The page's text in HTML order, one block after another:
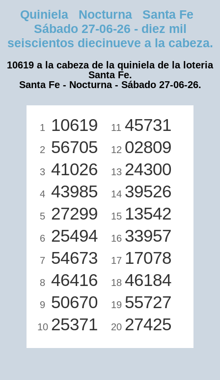
Quiniela Nocturna Santa Fe
Sábado 27-06-26 - diez mil
seiscientos diecinueve a la cabeza.
10619 a la cabeza de la quiniela de la loteria
Santa Fe.
Santa Fe - Nocturna - Sábado 27-06-26.
1 10619
2 56705
3 41026
4 43985
5 27299
6 25494
7 54673
8 46416
9 50670
10 25371
11 45731
12 02809
13 24300
14 39526
15 13542
16 33957
17 17078
18 46184
19 55727
20 27425